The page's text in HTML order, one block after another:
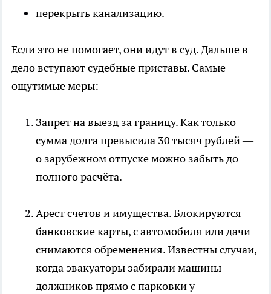
перекрыть канализацию.
Если это не помогает, они идут в суд. Дальше в
дело вступают судебные приставы. Самые
ощутимые меры:
Запрет на выезд за границу. Как только
сумма долга превысила 30 тысяч рублей —
о зарубежном отпуске можно забыть до
полного расчёта.
Арест счетов и имущества. Блокируются
банковские карты, с автомобиля или дачи
снимаются обременения. Известны случаи,
когда эвакуаторы забирали машины
должников прямо с парковки у